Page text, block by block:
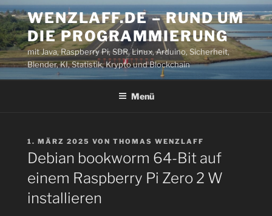
Zum
Inhalt
springen
WENZLAFF.DE – RUND UM
DIE PROGRAMMIERUNG
mit Java, Raspberry Pi, SDR, Linux, Arduino, Sicherheit,
Blender, KI, Statistik, Krypto und Blockchain
Menü
VERÖFFENTLICHT
AM
1. MÄRZ 2025 VON THOMAS WENZLAFF
Debian bookworm 64-Bit auf
einem Raspberry Pi Zero 2 W
installieren